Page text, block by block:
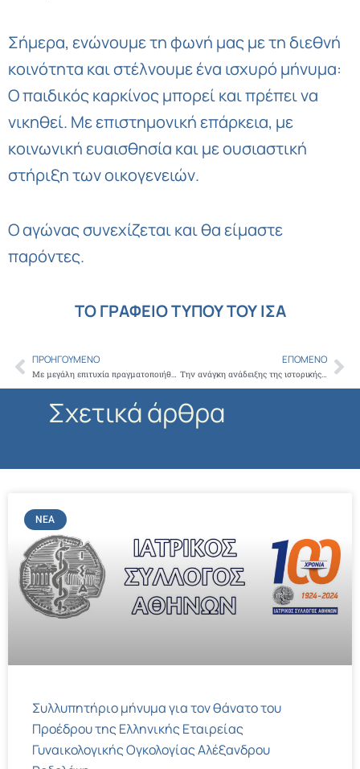
Σήμερα, ενώνουμε τη φωνή μας με τη διεθνή
κοινότητα και στέλνουμε ένα ισχυρό μήνυμα:
Ο παιδικός καρκίνος μπορεί και πρέπει να
νικηθεί. Με επιστημονική επάρκεια, με
κοινωνική ευαισθησία και με ουσιαστική
στήριξη των οικογενειών.
Ο αγώνας συνεχίζεται και θα είμαστε
παρόντες.
ΤΟ ΓΡΑΦΕΙΟ ΤΥΠΟΥ ΤΟΥ ΙΣΑ
Prev
ΠΡΟΗΓΟΎΜΕΝΟ
Με μεγάλη επιτυχία πραγματοποιήθηκε η αποκριάτικη γιορτή που διοργάνωσε ΙΣΑ για τις οικογένειες των μελών του
ΕΠΌΜΕΝΟ
Την ανάγκη ανάδειξης της ιστορικής μνήμης της υγείας, επεσήμανε ο Πρόεδρος του ΙΣΑ, στα εγκαίνια του Μουσείου του Νοσοκομείου Νοσημάτων Θώρακος «Η Σωτηρία»
Σχετικά άρθρα
ΝΈΑ
Συλλυπητήριο μήνυμα για τον θάνατο του
Προέδρου της Ελληνικής Εταιρείας
Γυναικολογικής Ογκολογίας Αλέξανδρου